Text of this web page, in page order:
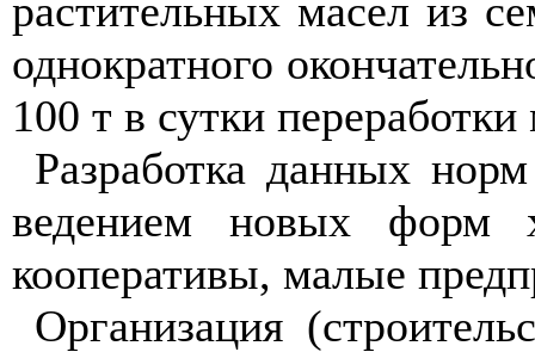
растительных масел из
однократного
100 т в сутки
Разработка данных
ведением новых форм
кооперативы, малые
Организация